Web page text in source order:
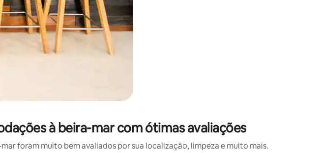
à beira-mar com ótimas avaliações
foram muito bem avaliados por sua localização, limpeza e muito mais.